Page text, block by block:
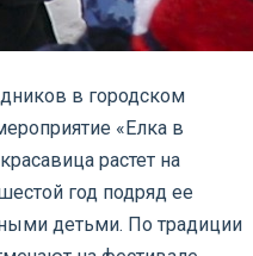
в городском
«Елка в
растет на
год подряд ее
детьми. По традиции